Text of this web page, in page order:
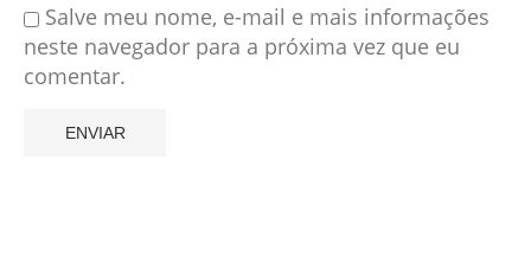
Salve meu nome, e-mail e mais informações
neste navegador para a próxima vez que eu
comentar.